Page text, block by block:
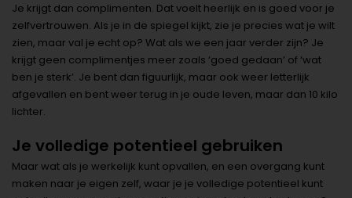
Je krijgt dan complimenten. Dat voelt heerlijk en is goed voor je
zelfvertrouwen. Als je in de spiegel kijkt, zie je precies wat je wilt
zien, maar val je echt op? Wat als we een jaar verder zijn? Je
krijgt geen complimentjes meer zoals ‘goed gedaan’ of ‘wat
ben je sterk’. Je bent dan figuurlijk, maar ook weer letterlijk
afgevallen en bent weer terug in je oude leven, maar dan 10 kilo
lichter.
Je volledige potentieel gebruiken
Maar wat als je werkelijk kunt opvallen, en een overgang kunt
maken naar je eigen zelf, waar je je volledige potentieel kunt